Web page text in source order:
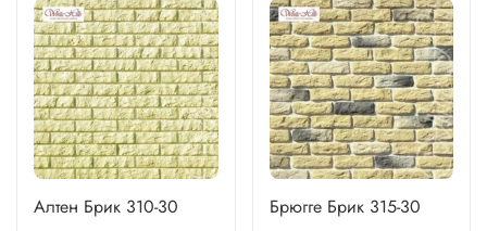
Алтен Брик 310-30 Брюгге Брик 315-30